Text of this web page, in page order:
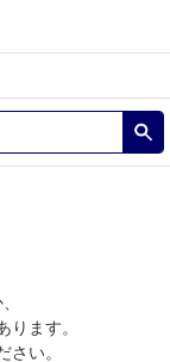
ます。
さい。